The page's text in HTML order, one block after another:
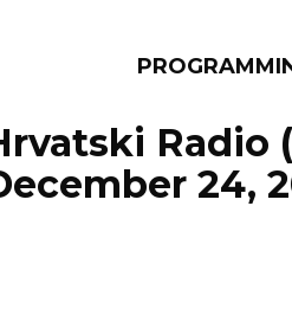
Radio
24,